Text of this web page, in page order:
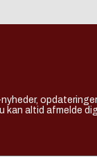
kan altid afmelde